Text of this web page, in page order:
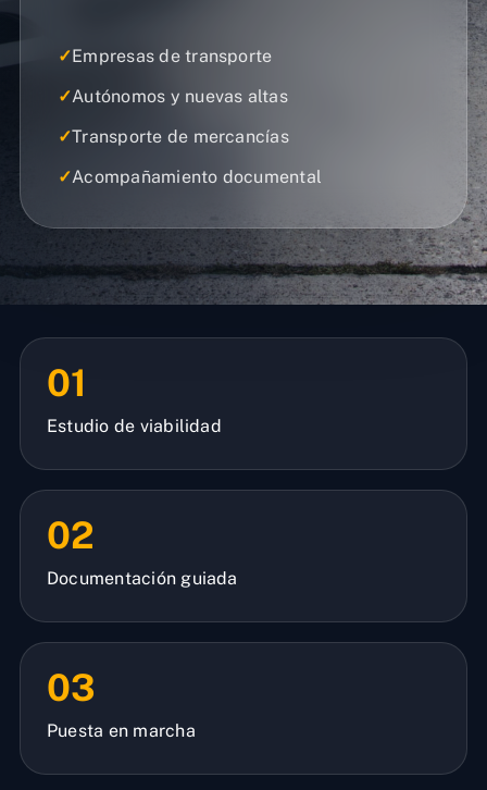
✓Empresas de transporte
✓Autónomos y nuevas altas
✓Transporte de mercancías
✓Acompañamiento documental
01
Estudio de viabilidad
02
Documentación guiada
03
Puesta en marcha